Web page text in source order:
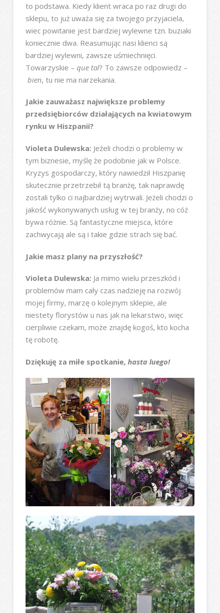
to podstawa. Kiedy klient wraca po raz drugi do
sklepu, to już uważa się za twojego przyjaciela,
wiec powitanie jest bardziej wylewne tzn. buziaki
koniecznie dwa. Reasumując nasi klienci są
bardziej wylewni, zawsze uśmiechnięci.
Towarzyskie – que tal? To zawsze odpowiedz –
bien, tu nie ma narzekania.
Jakie zauważasz największe problemy
przedsiębiorców działających na kwiatowym
rynku w Hiszpanii?
Violeta Dulewska: Jeżeli chodzi o problemy w
tym biznesie, myślę że podobnie jak w Polsce.
Kryzys gospodarczy, który nawiedził Hiszpanię
skutecznie przetrzebił tą branżę, tak naprawdę
zostali tylko ci najbardziej wytrwali. Jeżeli chodzi o
jakość wykonywanych usług w tej branży, no cóż
bywa różnie. Są fantastyczne miejsca, które
zachwycają ale są i takie gdzie strach się bać.
Jakie masz plany na przyszłość?
Violeta Dulewska: Ja mimo wielu przeszkód i
problemów mam cały czas nadzieję na rozwój
mojej firmy, marzę o kolejnym sklepie, ale
niestety florystów u nas jak na lekarstwo, więc
cierpliwie czekam, może znajdę kogoś, kto kocha
tę robotę.
Dziękuję za miłe spotkanie, hasta luego!